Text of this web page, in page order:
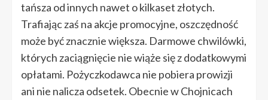
tańsza od innych nawet o kilkaset złotych.
Trafiając zaś na akcje promocyjne, oszczędność
może być znacznie większa. Darmowe chwilówki,
których zaciągnięcie nie wiąże się z dodatkowymi
opłatami. Pożyczkodawca nie pobiera prowizji
ani nie nalicza odsetek. Obecnie w Chojnicach